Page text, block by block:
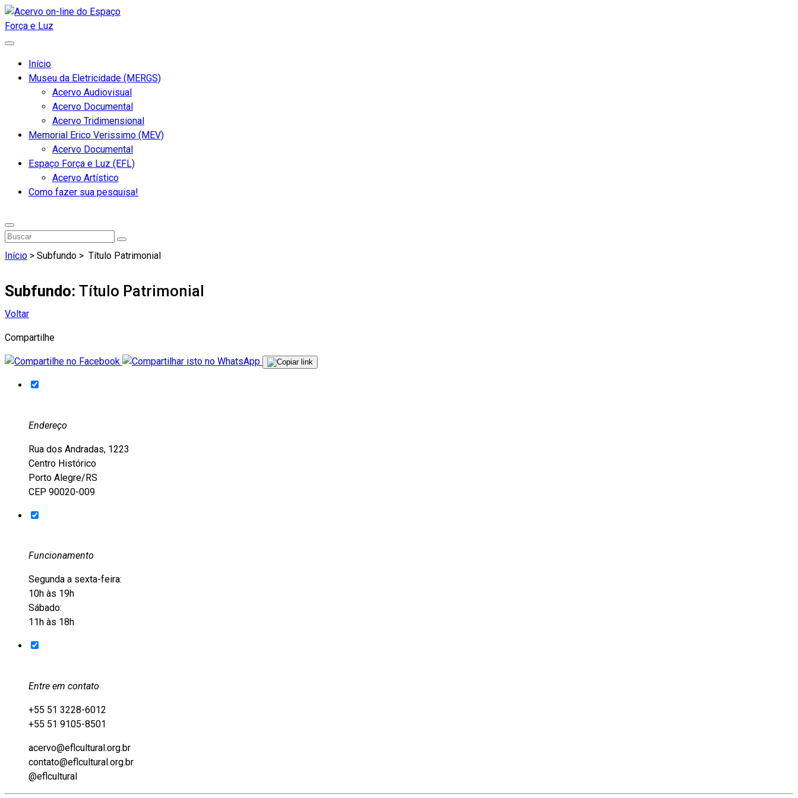
Início
Museu da Eletricidade (MERGS)
Acervo Audiovisual
Acervo Documental
Acervo Tridimensional
Memorial Erico Verissimo (MEV)
Acervo Documental
Espaço Força e Luz (EFL)
Acervo Artístico
Como fazer sua pesquisa!
Início > Subfundo > Título Patrimonial
Subfundo: Título Patrimonial
Voltar
Compartilhe
Endereço
Rua dos Andradas, 1223
Centro Histórico
Porto Alegre/RS
CEP 90020-009
Funcionamento
Segunda a sexta-feira:
10h às 19h
Sábado:
11h às 18h
Entre em contato
+55 51 3228-6012
+55 51 9105-8501
acervo@eflcultural.org.br
contato@eflcultural.org.br
@eflcultural